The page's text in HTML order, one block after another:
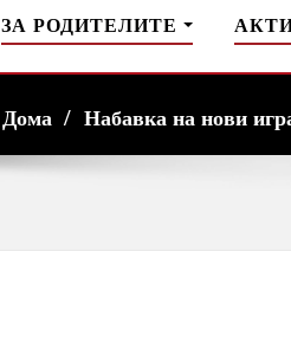
ЗА РОДИТЕЛИТЕ
Дома Набавка на нови